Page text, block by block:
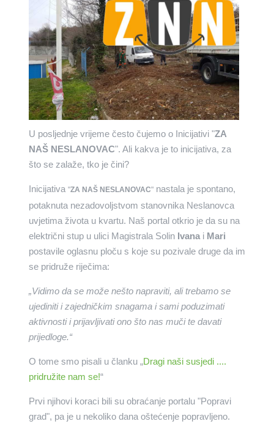
U posljednje vrijeme često čujemo o Inicijativi "ZA
NAŠ NESLANOVAC". Ali kakva je to inicijativa, za
što se zalaže, tko je čini?
Inicijativa "ZA NAŠ NESLANOVAC"nastala je spontano,
potaknuta nezadovoljstvom stanovnika Neslanovca
uvjetima života u kvartu. Naš portal otkrio je da su na
električni stup u ulici Magistrala Solin Ivanai Mari
postavile oglasnu ploču s koje su pozivale druge da im
se pridruže riječima:
„Vidimo da se može nešto napraviti, ali trebamo se
ujediniti i zajedničkim snagama i sami poduzimati
aktivnosti i prijavljivati ono što nas muči te davati
prijedloge.“
O tome smo pisali u članku „Dragi naši susjedi ....
pridružite nam se!“
Prvi njihovi koraci bili su obraćanje portalu "Popravi
grad", pa je u nekoliko dana oštećenje popravljeno.